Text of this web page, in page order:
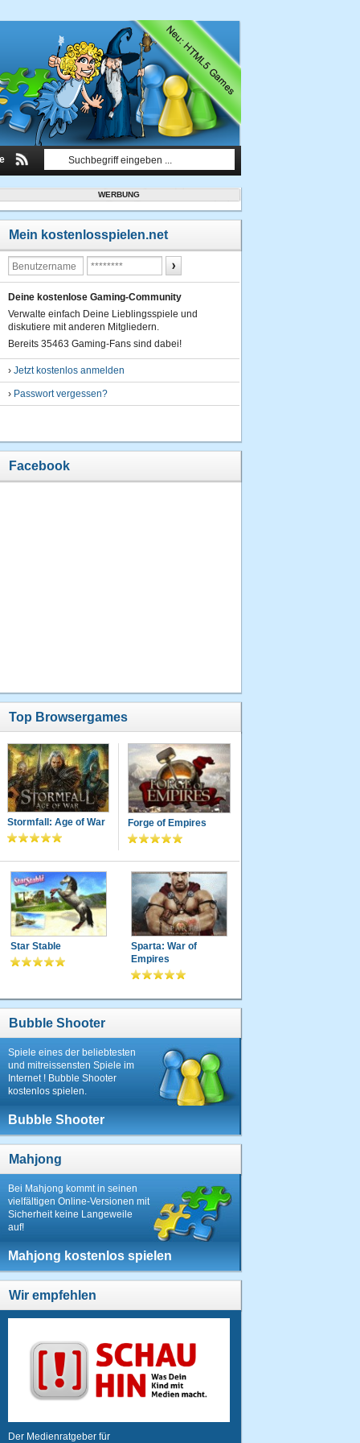
WERBUNG
Mein kostenlosspielen.net
Deine kostenlose Gaming-Community
Verwalte einfach Deine Lieblingsspiele und
diskutiere mit anderen Mitgliedern.
Bereits 35463 Gaming-Fans sind dabei!
› Jetzt kostenlos anmelden
› Passwort vergessen?
Facebook
Top Browsergames
Stormfall: Age of War Forge of Empires
Star Stable
Sparta: War of
Empires
Bubble Shooter
Spiele eines der beliebtesten
und mitreissensten Spiele im
Internet ! Bubble Shooter
kostenlos spielen.
Bubble Shooter
Mahjong
Bei Mahjong kommt in seinen
vielfältigen Online-Versionen mit
Sicherheit keine Langeweile
auf!
Mahjong kostenlos spielen
Wir empfehlen
Der Medienratgeber für